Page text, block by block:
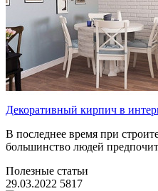
Декоративный кирпич в
В последнее время при
большинство людей
Полезные статьи
29.03.2022 5817